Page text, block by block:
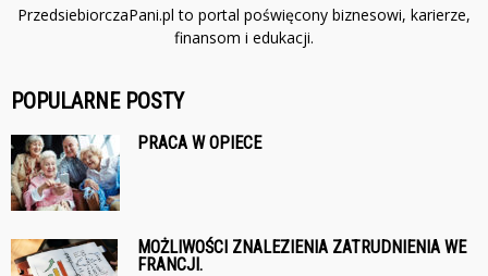
PrzedsiebiorczaPani.pl to portal poświęcony biznesowi, karierze,
finansom i edukacji.
POPULARNE POSTY
PRACA W OPIECE
MOŻLIWOŚCI ZNALEZIENIA ZATRUDNIENIA WE
FRANCJI.